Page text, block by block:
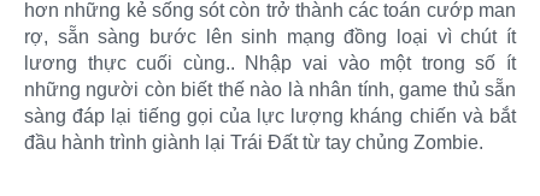
hơn những kẻ sống sót còn trở thành các toán cướp man
rợ, sẵn sàng bước lên sinh mạng đồng loại vì chút ít
lương thực cuối cùng.. Nhập vai vào một trong số ít
những người còn biết thế nào là nhân tính, game thủ sẵn
sàng đáp lại tiếng gọi của lực lượng kháng chiến và bắt
đầu hành trình giành lại Trái Đất từ tay chủng Zombie.